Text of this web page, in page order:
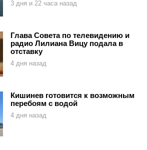
3 дня и 22 часа назад
Глава Совета по телевидению и
радио Лилиана Вицу подала в
отставку
4 дня назад
Кишинев готовится к возможным
перебоям с водой
4 дня назад